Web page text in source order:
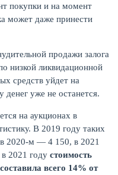
покупки и на момент
может даже принести
продажи залога
низкой ликвидационной
средств уйдет на
уже не останется.
на аукционах в
В 2019 году таких
2020-м — 4 150, в 2021
2021 году стоимость
всего 14% от